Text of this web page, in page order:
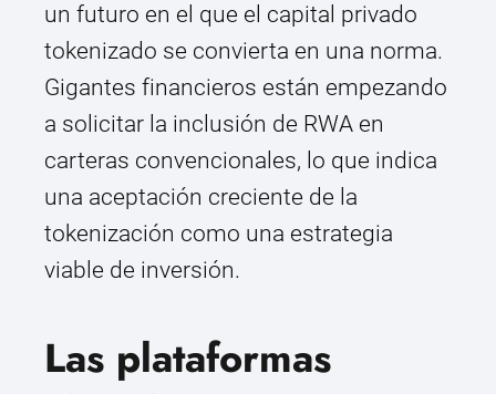
un futuro en el que el capital privado
tokenizado se convierta en una norma.
Gigantes financieros están empezando
a solicitar la inclusión de RWA en
carteras convencionales, lo que indica
una aceptación creciente de la
tokenización como una estrategia
viable de inversión.
Las plataformas